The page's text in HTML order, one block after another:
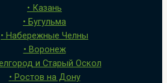
• Казань
• Бугульма
• Набережные Челны
• Воронеж
и Старый Оскол
• Ростов на Дону